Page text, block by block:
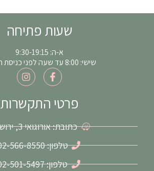
שעות פתיחה
א-ה: 9:30-19:15
שישי: 8:00 עד שעה לפני כניסת השבת
F
a
c
e
b
o
-
I
n
s
t
a
r
m
פרטי התקשרות
כתובת: אורוגואי 3, ירושלים
טלפון: 02-566-8550
טלפון: 02-501-5497